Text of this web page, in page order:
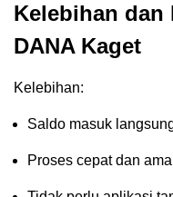
Kelebihan dan
DANA Kaget
Kelebihan:
Saldo masuk
Proses cepat dan